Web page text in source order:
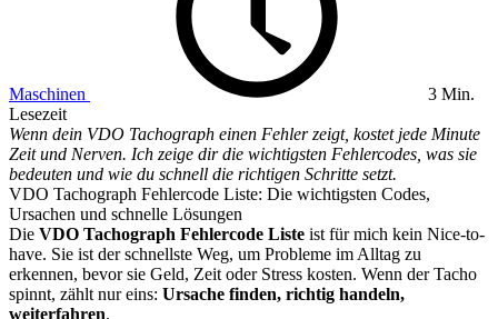
Maschinen
3 Min.
Lesezeit
Wenn dein VDO Tachograph einen Fehler zeigt, kostet jede Minute
Zeit und Nerven. Ich zeige dir die wichtigsten Fehlercodes, was sie
bedeuten und wie du schnell die richtigen Schritte setzt.
VDO Tachograph Fehlercode Liste: Die wichtigsten Codes,
Ursachen und schnelle Lösungen
Die VDO Tachograph Fehlercode Liste ist für mich kein Nice-to-
have. Sie ist der schnellste Weg, um Probleme im Alltag zu
erkennen, bevor sie Geld, Zeit oder Stress kosten. Wenn der Tacho
spinnt, zählt nur eins: Ursache finden, richtig handeln,
weiterfahren.